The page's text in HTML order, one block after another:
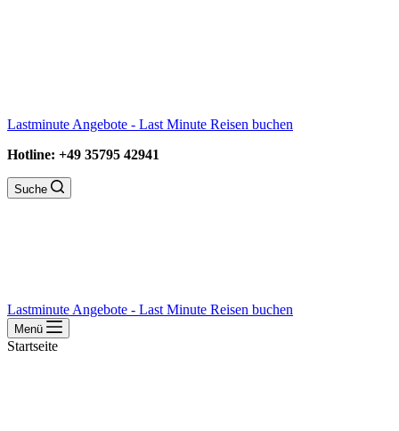
Lastminute Angebote - Last Minute Reisen buchen
Hotline: +49 35795 42941
Suche
Lastminute Angebote - Last Minute Reisen buchen
Menü
Startseite